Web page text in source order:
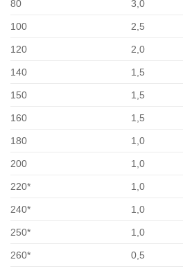
80 3,0
100 2,5
120 2,0
140 1,5
150 1,5
160 1,5
180 1,0
200 1,0
220* 1,0
240* 1,0
250* 1,0
260* 0,5